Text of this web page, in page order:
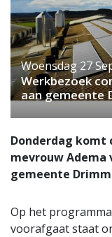
Woensdag 27
Werkbezoek
aan gemeente
Donderdag komt
mevrouw Adema
gemeente
Op het
voorafgaat staat